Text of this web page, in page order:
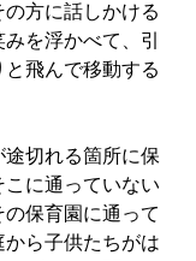
方に話しかける
を浮かべて、引
飛んで移動する
切れる箇所に保
に通っていない
保育園に通って
ら子供たちがは